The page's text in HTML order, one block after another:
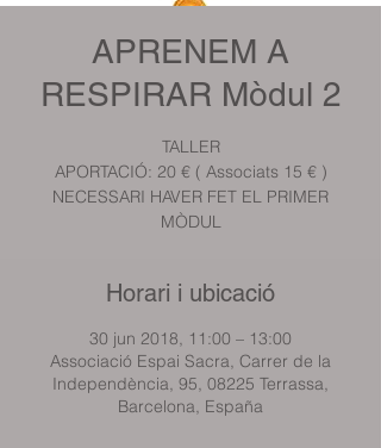
APRENEM A
RESPIRAR Mòdul 2
TALLER
APORTACIÓ: 20 € ( Associats 15 € )
NECESSARI HAVER FET EL PRIMER
MÒDUL
Horari i ubicació
30 jun 2018, 11:00 – 13:00
Associació Espai Sacra, Carrer de la
Independència, 95, 08225 Terrassa,
Barcelona, España